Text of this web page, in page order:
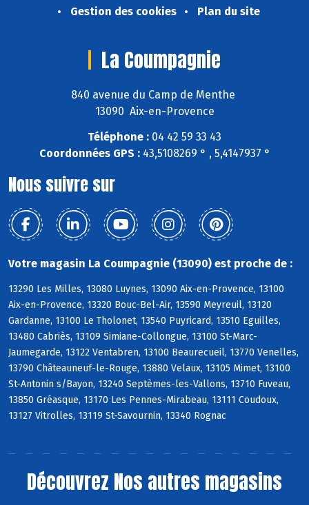
Gestion des cookies
Plan du site
La Coumpagnie
840 avenue du Camp de Menthe
13090 Aix-en-Provence
Téléphone : 04 42 59 33 43
Coordonnées GPS :43,5108269 ° , 5,4147937 °
Nous suivre sur
Votre magasin La Coumpagnie (13090) est proche de :
13290 Les Milles, 13080 Luynes, 13090 Aix-en-Provence, 13100
Aix-en-Provence, 13320 Bouc-Bel-Air, 13590 Meyreuil, 13120
Gardanne, 13100 Le Tholonet, 13540 Puyricard, 13510 Eguilles,
13480 Cabriès, 13109 Simiane-Collongue, 13100 St-Marc-
Jaumegarde, 13122 Ventabren, 13100 Beaurecueil, 13770 Venelles,
13790 Châteauneuf-le-Rouge, 13880 Velaux, 13105 Mimet, 13100
St-Antonin s/Bayon, 13240 Septèmes-les-Vallons, 13710 Fuveau,
13850 Gréasque, 13170 Les Pennes-Mirabeau, 13111 Coudoux,
13127 Vitrolles, 13119 St-Savournin, 13340 Rognac
Découvrez Nos autres magasins